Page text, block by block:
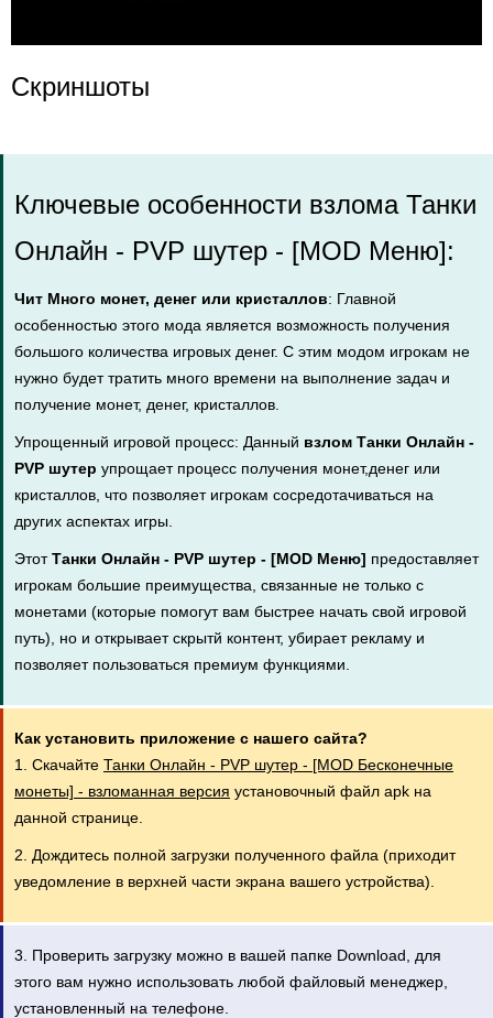
Скриншоты
Ключевые особенности взлома Танки
Онлайн - PVP шутер - [MOD Меню]:
Чит Много монет, денег или кристаллов: Главной
особенностью этого мода является возможность получения
большого количества игровых денег. С этим модом игрокам не
нужно будет тратить много времени на выполнение задач и
получение монет, денег, кристаллов.
Упрощенный игровой процесс: Данный взлом Танки Онлайн -
PVP шутер упрощает процесс получения монет,денег или
кристаллов, что позволяет игрокам сосредотачиваться на
других аспектах игры.
ЭтотТанки Онлайн - PVP шутер - [MOD Меню] предоставляет
игрокам большие преимущества, связанные не только с
монетами (которые помогут вам быстрее начать свой игровой
путь), но и открывает скрытй контент, убирает рекламу и
позволяет пользоваться премиум функциями.
Как установить приложение с нашего сайта?
1. Скачайте Танки Онлайн - PVP шутер - [MOD Бесконечные
монеты] - взломанная версия установочный файл apk на
данной странице.
2. Дождитесь полной загрузки полученного файла (приходит
уведомление в верхней части экрана вашего устройства).
3. Проверить загрузку можно в вашей папке Download, для
этого вам нужно использовать любой файловый менеджер,
установленный на телефоне.